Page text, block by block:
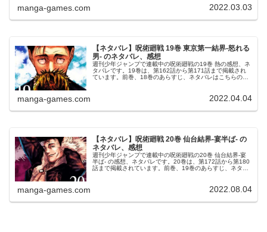
manga-games.com 2022.03.03
【ネタバレ】呪術廻戦 19巻 東京第一結界-怒れる
男- のネタバレ、感想
週刊少年ジャンプで連載中の呪術廻戦の19巻 熱の感想、ネ
タバレです。19巻は、第162話から第171話まで掲載され
ています。前巻、18巻のあらすじ、ネタバレはこちらの記
manga-games.com 2022.04.04
【ネタバレ】呪術廻戦 20巻 仙台結界-宴半ば- の
ネタバレ、感想
週刊少年ジャンプで連載中の呪術廻戦の20巻 仙台結界-宴
半ば- の感想、ネタバレです。20巻は、第172話から第180
話まで掲載されています。前巻、19巻のあらすじ、ネタバ
manga-games.com 2022.08.04